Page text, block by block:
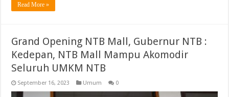
Read More »
Grand Opening NTB Mall, Gubernur NTB :
Kedepan, NTB Mall Mampu Akomodir
Seluruh UMKM NTB
September 16, 2023 Umum 0